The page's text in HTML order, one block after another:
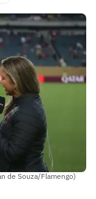
de Souza/Flamengo)